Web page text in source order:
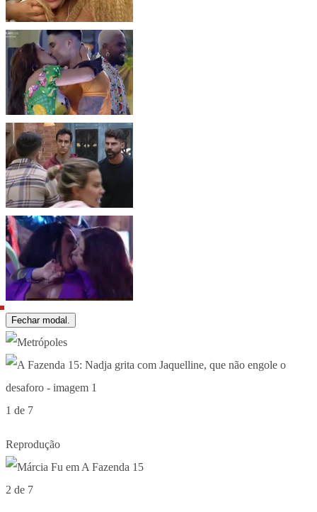
Fechar modal.
1 de 7
Reprodução
2 de 7